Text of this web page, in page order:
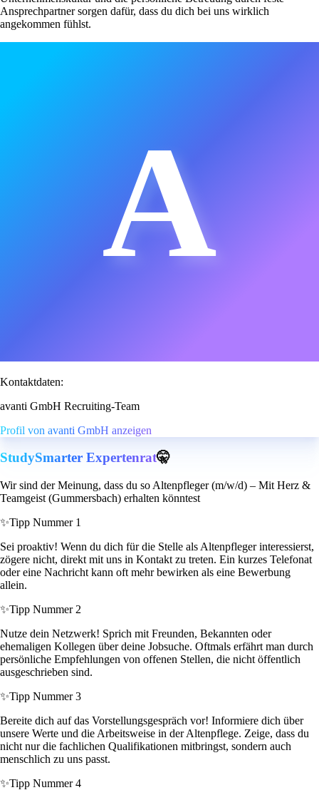
Ansprechpartner sorgen dafür, dass du dich bei uns wirklich
angekommen fühlst.
A
Kontaktdaten:
avanti GmbH Recruiting-Team
Profil von avanti GmbH anzeigen
StudySmarter Expertenrat🤫
Wir sind der Meinung, dass du so Altenpfleger (m/w/d) – Mit Herz &
Teamgeist (Gummersbach) erhalten könntest
✨Tipp Nummer 1
Sei proaktiv! Wenn du dich für die Stelle als Altenpfleger interessierst,
zögere nicht, direkt mit uns in Kontakt zu treten. Ein kurzes Telefonat
oder eine Nachricht kann oft mehr bewirken als eine Bewerbung
allein.
✨Tipp Nummer 2
Nutze dein Netzwerk! Sprich mit Freunden, Bekannten oder
ehemaligen Kollegen über deine Jobsuche. Oftmals erfährt man durch
persönliche Empfehlungen von offenen Stellen, die nicht öffentlich
ausgeschrieben sind.
✨Tipp Nummer 3
Bereite dich auf das Vorstellungsgespräch vor! Informiere dich über
unsere Werte und die Arbeitsweise in der Altenpflege. Zeige, dass du
nicht nur die fachlichen Qualifikationen mitbringst, sondern auch
menschlich zu uns passt.
✨Tipp Nummer 4